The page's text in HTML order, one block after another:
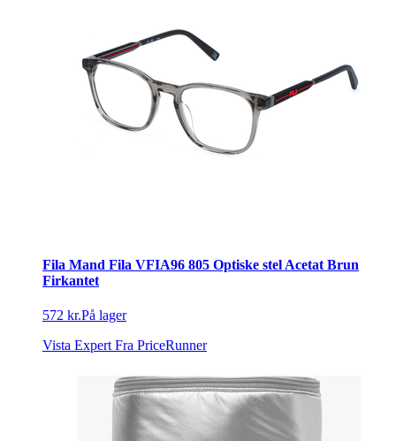
Fila Mand Fila VFIA96 805 Optiske stel Acetat Brun
Firkantet
572 kr.På lager
Vista Expert Fra PriceRunner